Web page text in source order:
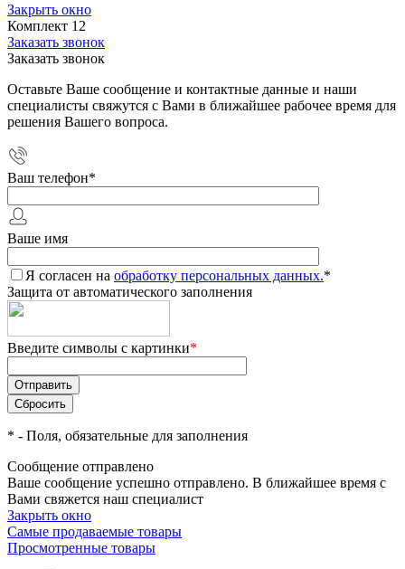
Закрыть окно
Комплект 12
Заказать звонок
Заказать звонок
Оставьте Ваше сообщение и контактные данные и наши
специалисты свяжутся с Вами в ближайшее рабочее время для
решения Вашего вопроса.
Ваш телефон*
Ваше имя
Я согласен на обработку персональных данных.*
Защита от автоматического заполнения
Введите символы с картинки*
* - Поля, обязательные для заполнения
Сообщение отправлено
Ваше сообщение успешно отправлено. В ближайшее время с
Вами свяжется наш специалист
Закрыть окно
Самые продаваемые товары
Просмотренные товары